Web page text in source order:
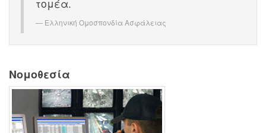
τομέα.
Ελληνική Ομοσπονδία Ασφάλειας
Νομοθεσία